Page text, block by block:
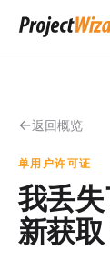
返回概览
单用户许可证
我丢
新获取